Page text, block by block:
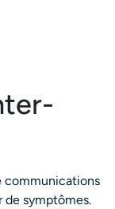
communications
de symptômes.